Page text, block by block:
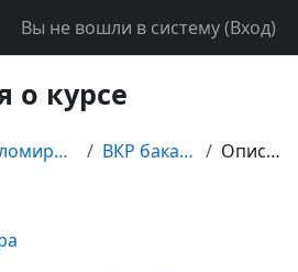
Вы не вошли в систему (Вход)
о курсе
Дипломирование ВКР бакалавра Описание